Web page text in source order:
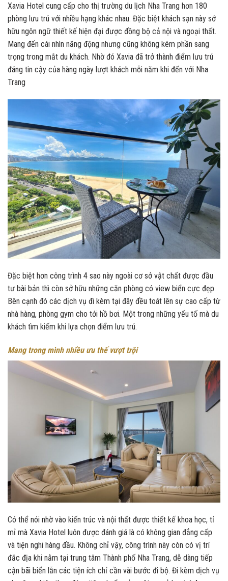
Xavia Hotel cung cấp cho thị trường du lịch Nha Trang hơn 180
phòng lưu trú với nhiều hạng khác nhau. Đặc biệt khách sạn này sở
hữu ngôn ngữ thiết kế hiện đại được đồng bộ cả nội và ngoại thất.
Mang đến cái nhìn năng động nhưng cũng không kém phần sang
trọng trong mắt du khách. Nhờ đó Xavia đã trở thành điểm lưu trú
đáng tin cậy của hàng ngày lượt khách mỗi năm khi đến với Nha
Trang
Đặc biệt hơn công trình 4 sao này ngoài cơ sở vật chất được đầu
tư bài bản thì còn sở hữu những căn phòng có view biển cực đẹp.
Bên cạnh đó các dịch vụ đi kèm tại đây đều toát lên sự cao cấp từ
nhà hàng, phòng gym cho tới hồ bơi. Một trong những yếu tố mà du
khách tìm kiếm khi lựa chọn điểm lưu trú.
Mang trong mình nhiều ưu thế vượt trội
Có thể nói nhờ vào kiến trúc và nội thất được thiết kế khoa học, tỉ
mỉ mà Xavia Hotel luôn được đánh giá là có không gian đẳng cấp
và tiện nghi hàng đầu. Không chỉ vậy, công trình này còn có vị trí
đắc địa khi nằm tại trung tâm Thành phố Nha Trang, dễ dàng tiếp
cận bãi biển lẫn các tiện ích chỉ cần vài bước đi bộ. Đi kèm dịch vụ